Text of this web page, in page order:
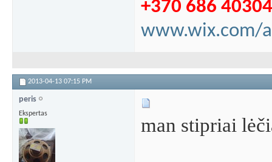
+370 686 40304
www.wix.com/
2013-04-13 07:15 PM
peris
Ekspertas
man stipriai